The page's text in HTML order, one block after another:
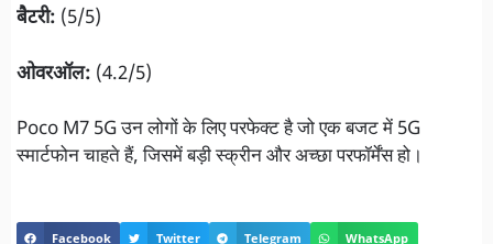
बैटरी: (5/5)
ओवरऑल: (4.2/5)
Poco M7 5G उन लोगों के लिए परफेक्ट है जो एक बजट में 5G
स्मार्टफोन चाहते हैं, जिसमें बड़ी स्क्रीन और अच्छा परफॉर्मेंस हो।
Facebook Twitter Telegram WhatsApp